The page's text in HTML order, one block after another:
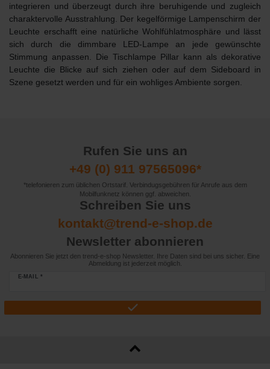
integrieren und überzeugt durch ihre beruhigende und zugleich
charaktervolle Ausstrahlung. Der kegelförmige Lampenschirm der
Leuchte erschafft eine natürliche Wohlfühlatmosphäre und lässt
sich durch die dimmbare LED-Lampe an jede gewünschte
Stimmung anpassen. Die Tischlampe Pillar kann als dekorative
Leuchte die Blicke auf sich ziehen oder auf dem Sideboard in
Szene gesetzt werden und für ein wohliges Ambiente sorgen.
Rufen Sie uns an
+49 (0) 911 97565096*
*telefonieren zum üblichen Ortstarif. Verbindugsgebühren für Anrufe aus dem
Mobilfunknetz können ggf. abweichen.
Schreiben Sie uns
kontakt@trend-e-shop.de
Newsletter abonnieren
Abonnieren Sie jetzt den trend-e-shop Newsletter. Ihre Daten sind bei uns sicher. Eine
Abmeldung ist jederzeit möglich.
E-MAIL *